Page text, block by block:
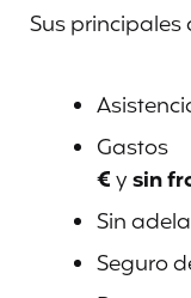
Sus principales
€ysin
Sin
Seguro